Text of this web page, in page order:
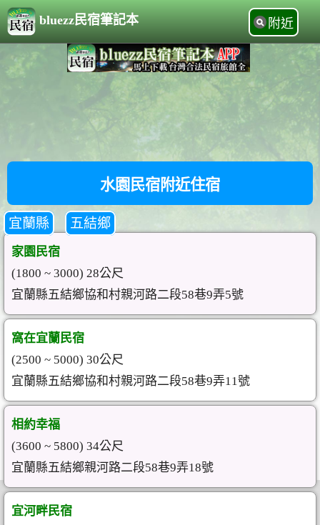
bluezz民宿筆記本 附近
水園民宿附近住宿
宜蘭縣 五結鄉
家園民宿
(1800 ~ 3000) 28公尺
宜蘭縣五結鄉協和村親河路二段58巷9弄5號
窩在宜蘭民宿
(2500 ~ 5000) 30公尺
宜蘭縣五結鄉協和村親河路二段58巷9弄11號
相約幸福
(3600 ~ 5800) 34公尺
宜蘭縣五結鄉親河路二段58巷9弄18號
宜河畔民宿